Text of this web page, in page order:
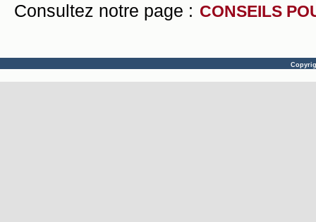
Consultez notre page : CONSEILS